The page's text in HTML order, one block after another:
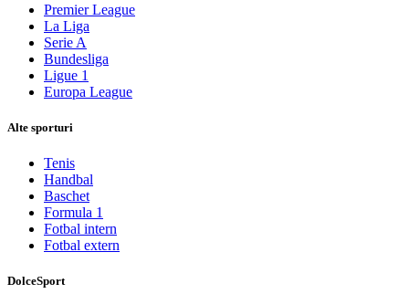
Premier League
La Liga
Serie A
Bundesliga
Ligue 1
Europa League
Alte sporturi
Tenis
Handbal
Baschet
Formula 1
Fotbal intern
Fotbal extern
DolceSport